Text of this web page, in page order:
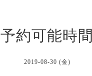
予約可能時間
2019-08-30 (金)